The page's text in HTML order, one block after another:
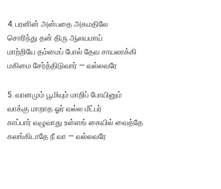
4. பரனின்‌ அன்பதை அகமதிலே
சொரிந்து தன்‌ திரு ஆலயமாய்‌
மாற்றியே தம்மைப்‌ போல்‌ தேவ சாயலாக்கி
மகிமை சேர்த்திடுவார்‌ — வல்லவரே
5. வானமும்‌ பூமியும்‌ மாறிப்‌ போயினும்‌
வாக்கு மாறாத ஓர்‌ வல்ல மீட்பர்‌
காப்பார்‌ வழுவாது உள்ளங்‌ கையில்‌ வைத்தே
கலங்கிடாதே நீ வா — வல்லவரே